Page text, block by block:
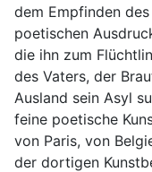
dem Empfinden
poetischen
die ihn zum
des Vaters, der
Ausland sein Asyl
feine poetische
von Paris, von
der dortigen